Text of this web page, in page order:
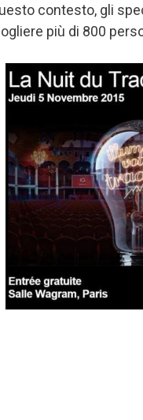
contesto, gli
più di 800